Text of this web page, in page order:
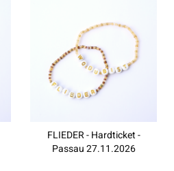
FLIEDER - Hardticket -
Passau 27.11.2026